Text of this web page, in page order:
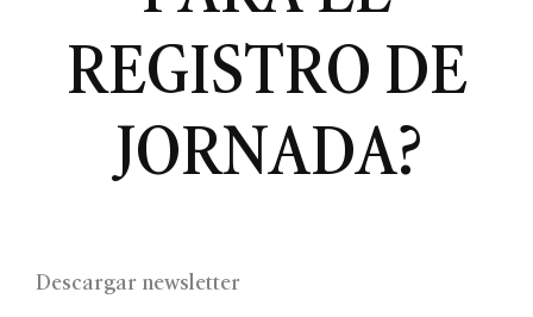
REGISTRO DE
JORNADA?
Descargar newsletter